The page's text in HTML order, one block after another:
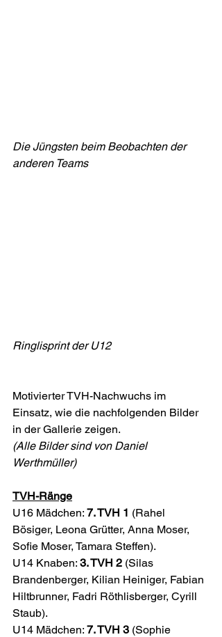
Die Jüngsten beim Beobachten der
anderen Teams
Ringlisprint der U12
Motivierter TVH-Nachwuchs im
Einsatz, wie die nachfolgenden Bilder
in der Gallerie zeigen.
(Alle Bilder sind von Daniel
Werthmüller)
TVH-Ränge
U16 Mädchen: 7. TVH 1 (Rahel
Bösiger, Leona Grütter, Anna Moser,
Sofie Moser, Tamara Steffen).
U14 Knaben: 3. TVH 2 (Silas
Brandenberger, Kilian Heiniger, Fabian
Hiltbrunner, Fadri Röthlisberger, Cyrill
Staub).
U14 Mädchen: 7. TVH 3 (Sophie